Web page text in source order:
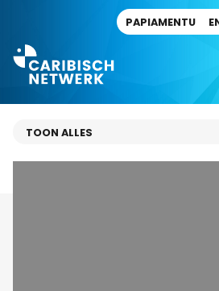
PAPIAMENTU